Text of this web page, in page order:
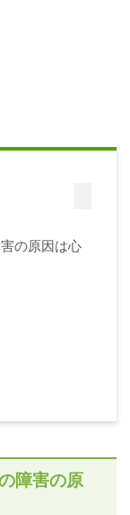
の原因は心
障害の原